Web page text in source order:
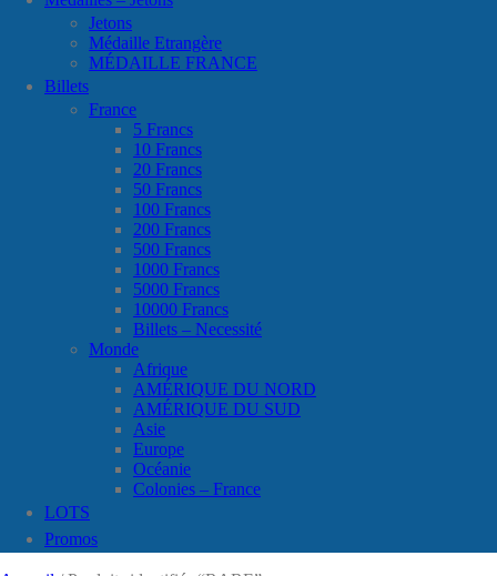
Jetons
Médaille Etrangère
MÉDAILLE FRANCE
Billets
France
5 Francs
10 Francs
20 Francs
50 Francs
100 Francs
200 Francs
500 Francs
1000 Francs
5000 Francs
10000 Francs
Billets – Necessité
Monde
Afrique
AMÉRIQUE DU NORD
AMÉRIQUE DU SUD
Asie
Europe
Océanie
Colonies – France
LOTS
Promos